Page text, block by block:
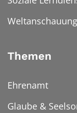
Themen
Ehrenamt
Glaube &